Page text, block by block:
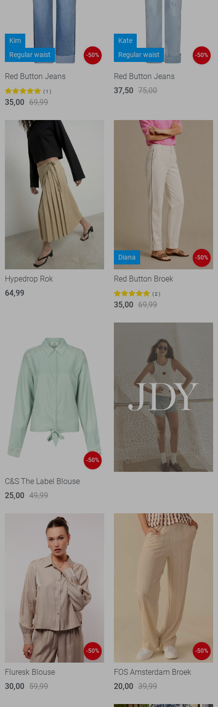
Kim
Regular waist
-50%
Red Button Jeans
1
35,00 69,99
Kate
Regular waist
-50%
Red Button Jeans
37,50 75,00
Hypedrop Rok
64,99
Diana -50%
Red Button Broek
2
35,00 69,99
-50%
C&S The Label Blouse
25,00 49,99
-50%
Fluresk Blouse
30,00 59,99
-50%
FOS Amsterdam Broek
20,00 39,99